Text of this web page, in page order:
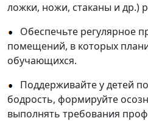
ложки, ножи, стаканы и др.)
Обеспечьте регулярное
помещений, в которых
обучающихся.
Поддерживайте у детей
бодрость, формируйте
выполнять требования